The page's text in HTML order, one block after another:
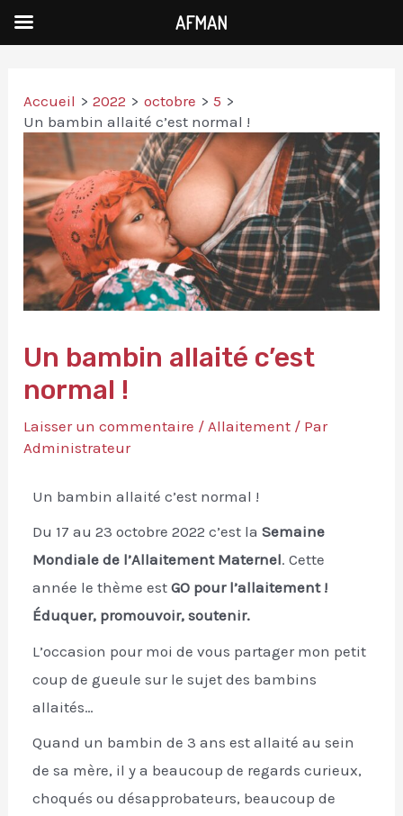
Accueil 2022 octobre
5
Un bambin allaité c’est normal !
Un bambin allaité c’est
normal !
Laisser un commentaire / Allaitement / Par
Administrateur
Un bambin allaité c’est normal !
Du 17 au 23 octobre 2022 c’est laSemaine
Mondiale de l’Allaitement Maternel. Cette
année le thème estGO pour l’allaitement !
Éduquer, promouvoir, soutenir.
L’occasion pour moi de vous partager mon petit
coup de gueule sur le sujet des bambins
allaités…
Quand un bambin de 3 ans est allaité au sein
de sa mère, il y a beaucoup de regards curieux,
choqués ou désapprobateurs, beaucoup de
AFMAN